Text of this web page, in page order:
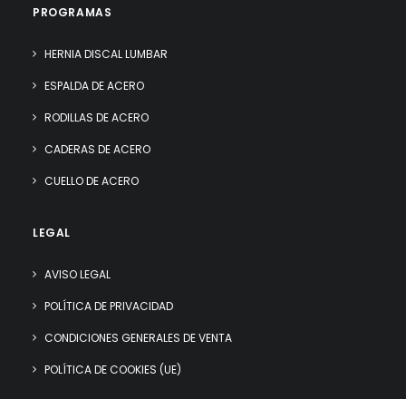
PROGRAMAS
HERNIA DISCAL LUMBAR
ESPALDA DE ACERO
RODILLAS DE ACERO
CADERAS DE ACERO
CUELLO DE ACERO
LEGAL
AVISO LEGAL
POLÍTICA DE PRIVACIDAD
CONDICIONES GENERALES DE VENTA
POLÍTICA DE COOKIES (UE)